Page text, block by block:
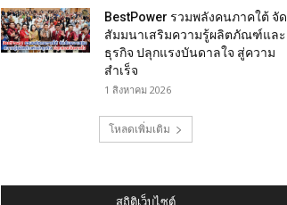
BestPower รวมพลังคนภาคใต้ จัด
สัมมนาเสริมความรู้ผลิตภัณฑ์และ
ธุรกิจ ปลุกแรงบันดาลใจ สู่ความ
สำเร็จ
1 สิงหาคม 2026
โหลดเพิ่มเติม
สถิติเว็บไซต์